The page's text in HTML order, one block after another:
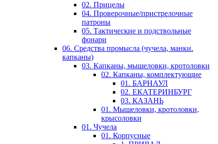
02. Прицелы
04. Проверочные/пристрелочные
патроны
05. Тактические и подствольные
фонари
06. Средства промысла (чучела, манки.
капканы)
03. Капканы, мышеловки, кротоловки
02. Капканы, комплектующие
01. БАРНАУЛ
02. ЕКАТЕРИНБУРГ
03. КАЗАНЬ
01. Мышеловки, кротоловки,
крысоловки
01. Чучела
01. Корпусные